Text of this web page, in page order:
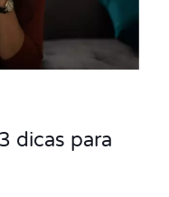
dicas para